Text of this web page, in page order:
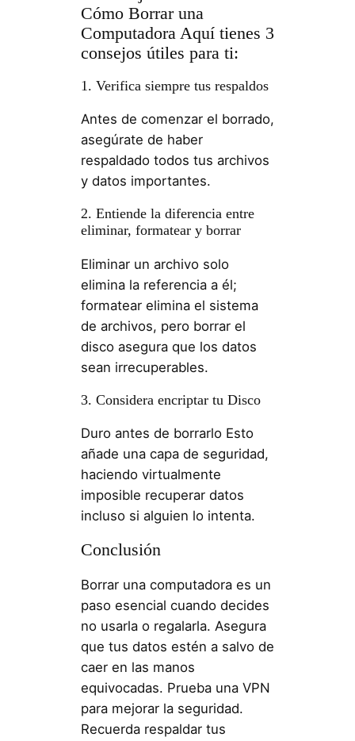
Cómo Borrar una
Computadora Aquí tienes 3
consejos útiles para ti:
1. Verifica siempre tus respaldos
Antes de comenzar el borrado,
asegúrate de haber
respaldado todos tus archivos
y datos importantes.
2. Entiende la diferencia entre
eliminar, formatear y borrar
Eliminar un archivo solo
elimina la referencia a él;
formatear elimina el sistema
de archivos, pero borrar el
disco asegura que los datos
sean irrecuperables.
3. Considera encriptar tu Disco
Duro antes de borrarlo Esto
añade una capa de seguridad,
haciendo virtualmente
imposible recuperar datos
incluso si alguien lo intenta.
Conclusión
Borrar una computadora es un
paso esencial cuando decides
no usarla o regalarla. Asegura
que tus datos estén a salvo de
caer en las manos
equivocadas. Prueba una VPN
para mejorar la seguridad.
Recuerda respaldar tus